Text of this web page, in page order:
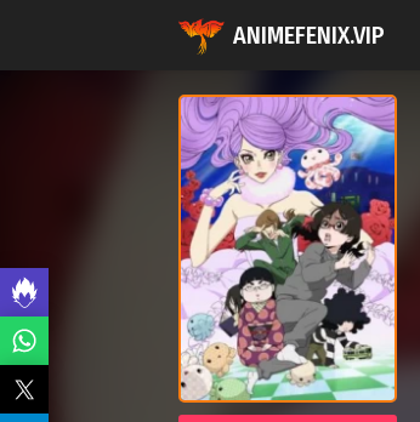
ANIMEFENIX.VIP